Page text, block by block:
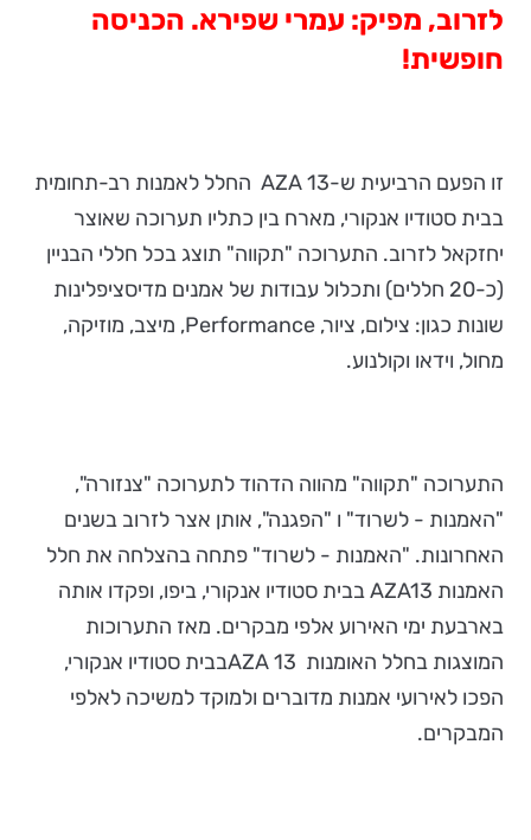
לזרוב, מפיק: עמרי שפירא. הכניסה
חופשית!
זו הפעם הרביעית ש-AZA 13 החלל לאמנות רב-תחומית
בבית סטודיו אנקורי, מארח בין כתליו תערוכה שאוצר
יחזקאל לזרוב. התערוכה "תקווה" תוצג בכל חללי הבניין
(כ-20 חללים) ותכלול עבודות של אמנים מדיסציפלינות
שונות כגון: צילום, ציור, Performance, מיצב, מוזיקה,
מחול, וידאו וקולנוע.
התערוכה "תקווה" מהווה הדהוד לתערוכה "צנזורה",
"האמנות - לשרוד" ו "הפגנה", אותן אצר לזרוב בשנים
האחרונות. "האמנות - לשרוד" פתחה בהצלחה את חלל
האמנות AZA13 בבית סטודיו אנקורי, ביפו, ופקדו אותה
בארבעת ימי האירוע אלפי מבקרים. מאז התערוכות
המוצגות בחלל האומנות AZA 13בבית סטודיו אנקורי,
הפכו לאירועי אמנות מדוברים ולמוקד למשיכה לאלפי
המבקרים.